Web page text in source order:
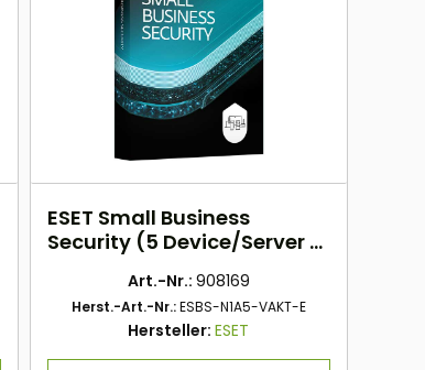
ESET Small Business
Security (5 Device/Server -
Art.-Nr.: 908169
Herst.-Art.-Nr.:ESBS-N1A5-VAKT-E
Hersteller:ESET